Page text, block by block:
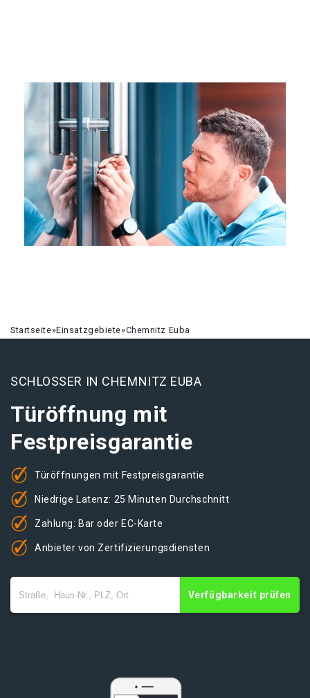
Startseite»Einsatzgebiete»Chemnitz Euba
SCHLOSSER IN CHEMNITZ EUBA
Türöffnung mit
Festpreisgarantie
Türöffnungen mit Festpreisgarantie
Niedrige Latenz: 25 Minuten Durchschnitt
Zahlung: Bar oder EC-Karte
Anbieter von Zertifizierungsdiensten
Verfügbarkeit prüfen